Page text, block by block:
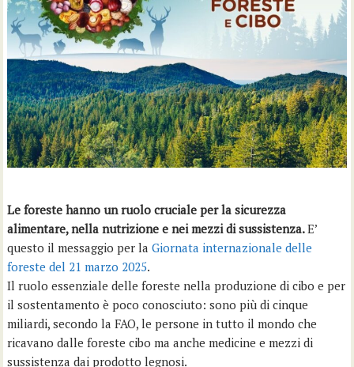
Le foreste hanno un ruolo cruciale per la sicurezza
alimentare, nella nutrizione e nei mezzi di sussistenza.E’
questo il messaggio per laGiornata internazionale delle
foreste del 21 marzo 2025.
Il ruolo essenziale delle foreste nella produzione di cibo e per
il sostentamento è poco conosciuto: sono più di cinque
miliardi, secondo la FAO, le persone in tutto il mondo che
ricavano dalle foreste cibo ma anche medicine e mezzi di
sussistenza dai prodotto legnosi.